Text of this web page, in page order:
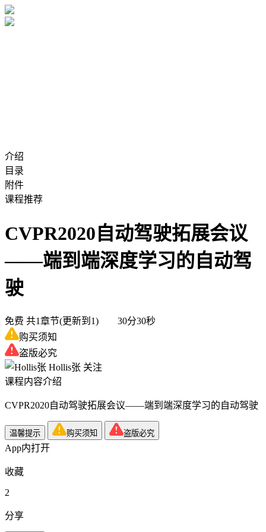
介绍
目录
附件
课程推荐
CVPR2020自动驾驶拓展会议
——端到端深度学习的自动驾
驶
免费 共1章节(更新到1) 30分30秒
购买须知
盗版必究
Hollis张 关注
课程内容介绍
CVPR2020自动驾驶拓展会议——端到端深度学习的自动驾驶
温馨提示 购买须知 盗版必究
App内打开
收藏
2
分享